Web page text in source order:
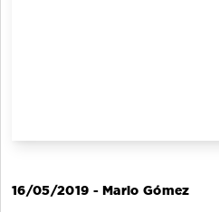
16/05/2019 - Mario Gómez